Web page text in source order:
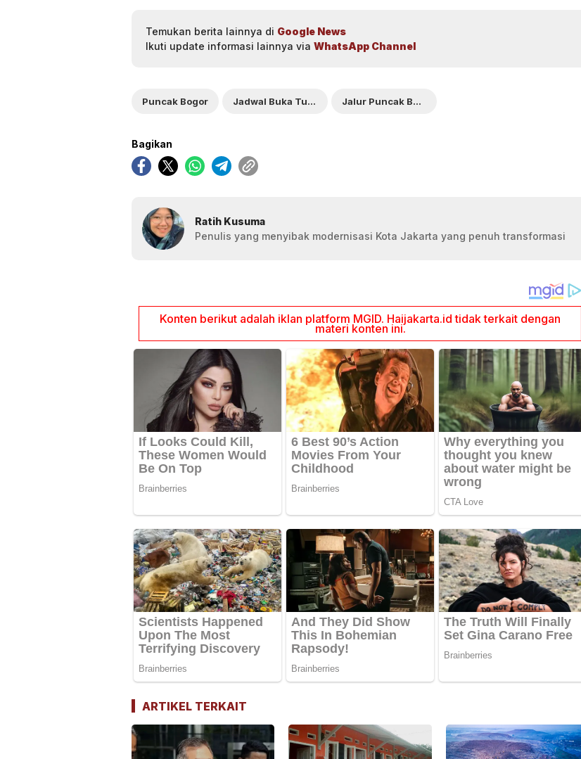
Temukan berita lainnya di Google News
Ikuti update informasi lainnya via WhatsApp Channel
Puncak Bogor Jadwal Buka Tutup Jalur Puncak Bogor Jalur Puncak Bogor
Bagikan
Ratih Kusuma
Penulis yang menyibak modernisasi Kota Jakarta yang penuh transformasi
ARTIKEL TERKAIT